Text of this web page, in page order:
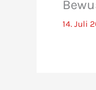
14. Juli